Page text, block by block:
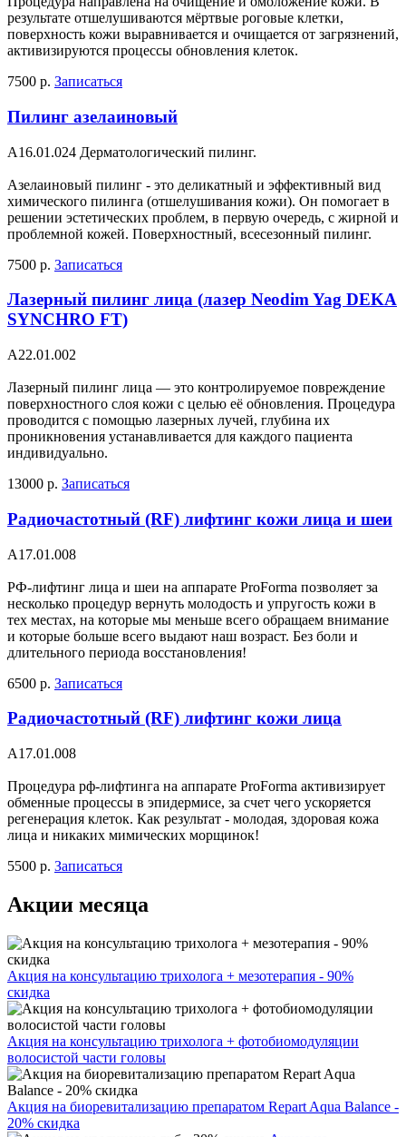
результате отшелушиваются мёртвые роговые клетки,
поверхность кожи выравнивается и очищается от загрязнений,
активизируются процессы обновления клеток.
7500 р. Записаться
Пилинг азелаиновый
A16.01.024 Дерматологический пилинг.
Азелаиновый пилинг - это деликатный и эффективный вид
химического пилинга (отшелушивания кожи). Он помогает в
решении эстетических проблем, в первую очередь, с жирной и
проблемной кожей. Поверхностный, всесезонный пилинг.
7500 р. Записаться
Лазерный пилинг лица (лазер Neodim Yag DEKA
SYNCHRO FT)
A22.01.002
Лазерный пилинг лица — это контролируемое повреждение
поверхностного слоя кожи с целью её обновления. Процедура
проводится с помощью лазерных лучей, глубина их
проникновения устанавливается для каждого пациента
индивидуально.
13000 р. Записаться
Радиочастотный (RF) лифтинг кожи лица и шеи
A17.01.008
РФ-лифтинг лица и шеи на аппарате ProForma позволяет за
несколько процедур вернуть молодость и упругость кожи в
тех местах, на которые мы меньше всего обращаем внимание
и которые больше всего выдают наш возраст. Без боли и
длительного периода восстановления!
6500 р. Записаться
Радиочастотный (RF) лифтинг кожи лица
A17.01.008
Процедура рф-лифтинга на аппарате ProForma активизирует
обменные процессы в эпидермисе, за счет чего ускоряется
регенерация клеток. Как результат - молодая, здоровая кожа
лица и никаких мимических морщинок!
5500 р. Записаться
Акции месяца
Акция на консультацию трихолога + мезотерапия - 90%
скидка
Акция на консультацию трихолога + фотобиомодуляции
волосистой части головы
Акция на биоревитализацию препаратом Repart Aqua Balance -
20% скидка